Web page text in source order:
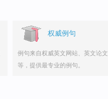
权威例句
例句来自权威英文网站、英文论文
等，提供最专业的例句。